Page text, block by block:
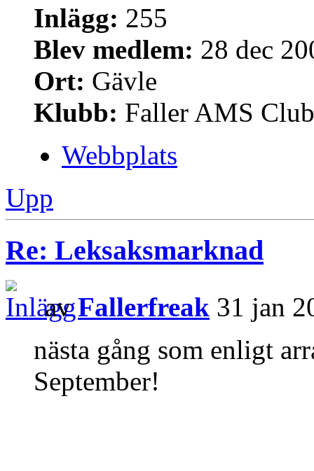
Inlägg: 255
Blev medlem: 28 dec
Ort: Gävle
Klubb: Faller AMS
Webbplats
Upp
Re: Leksaksmarknad
avFallerfreak 31 jan
nästa gång som enligt
September!